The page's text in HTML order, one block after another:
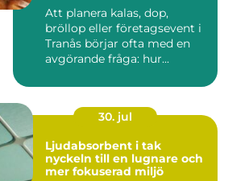
Att planera kalas, dop,
bröllop eller företagsevent i
Tranås börjar ofta med en
avgörande fråga: hur...
30. jul
Ljudabsorbent i tak
nyckeln till en lugnare och
mer fokuserad miljö